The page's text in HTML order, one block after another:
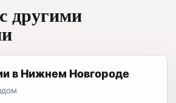
другими
в Нижнем Новгороде